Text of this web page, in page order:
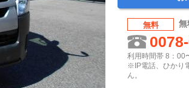
無料 無
利用時間帯 8：00
※IP電話、ひかり
ん。